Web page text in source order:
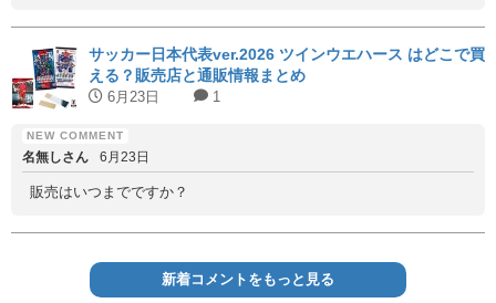
サッカー日本代表ver.2026 ツインウエハース はどこで買
える？販売店と通販情報まとめ
6月23日 1
名無しさん 6月23日
販売はいつまでですか？
新着コメントをもっと見る